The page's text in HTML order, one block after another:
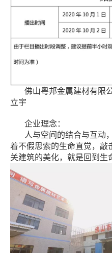
佛山粤邦金属建材有
立宇
企业理念：
人与空间的结合与互动
着不假思索的生命直觉，敲
关建筑的美化，就是回到生